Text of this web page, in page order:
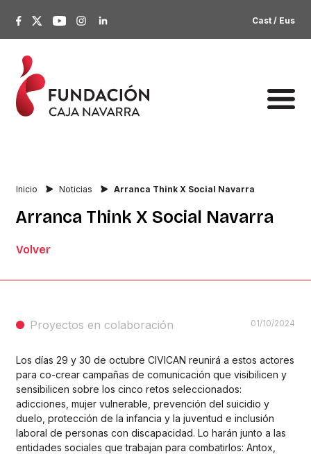
Cast / Eus
Inicio Noticias Arranca Think X Social Navarra
Arranca Think X Social Navarra
Volver
Proyectos en colaboración 01/10/2024
Los días 29 y 30 de octubre CIVICAN reunirá a estos actores
para co-crear campañas de comunicación que visibilicen y
sensibilicen sobre los cinco retos seleccionados:
adicciones, mujer vulnerable, prevención del suicidio y
duelo, protección de la infancia y la juventud e inclusión
laboral de personas con discapacidad. Lo harán junto a las
entidades sociales que trabajan para combatirlos: Antox,